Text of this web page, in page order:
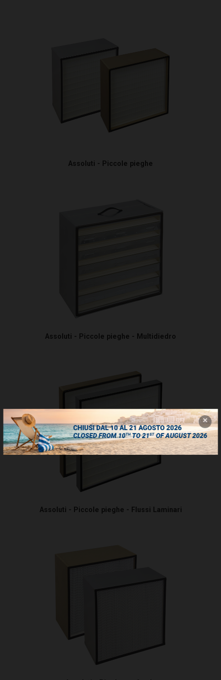
Assoluti - Piccole pieghe
Assoluti - Piccole pieghe - Multidiedro
Assoluti - Piccole pieghe - Flussi Laminari